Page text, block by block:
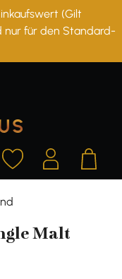
(Gilt
nur für den Standard-
Malt